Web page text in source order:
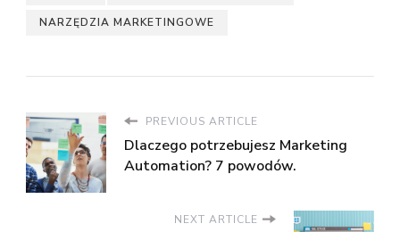
NARZĘDZIA MARKETINGOWE
PREVIOUS ARTICLE
Dlaczego potrzebujesz Marketing
Automation? 7 powodów.
NEXT ARTICLE